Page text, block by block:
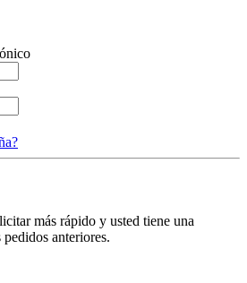
más rápido y usted tiene una
anteriores.